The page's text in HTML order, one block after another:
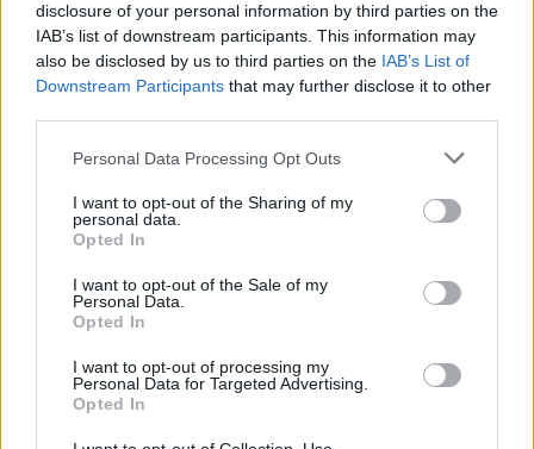
disclosure of your personal information by third parties on the
IAB’s list of downstream participants. This information may
also be disclosed by us to third parties on the IAB’s List of
Downstream Participants that may further disclose it to other
Please note that this website/app uses one or more Google
not limited to your visit or usage behaviour. You may click to
grant or deny consent to Google and its third-party tags to
use your data for below specified purposes in below Google
consent section.
Personal Data Processing Opt Outs
I want to opt-out of the Sharing of my
personal data.
Opted In
I want to opt-out of the Sale of my
Personal Data.
Opted In
I want to opt-out of processing my
Personal Data for Targeted Advertising.
Opted In